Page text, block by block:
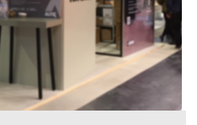
god plads til ventilering
fra SINTEF Byggforsk i Norge
af alle facadepudsprocesser
sikrer et system, som er
til yderst